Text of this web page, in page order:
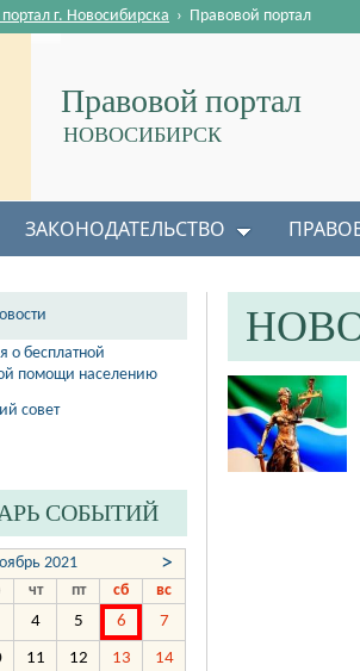
Правовой портал
НОВОСИБИРСК
г. Новосибирска › Правовой портал
ЗАКОНОДАТЕЛЬСТВО
о бесплатной
помощи населению
совет
СОБЫТИЙ
2021 >
чт пт сб
вс
4 5 6 7
11 12 13 14